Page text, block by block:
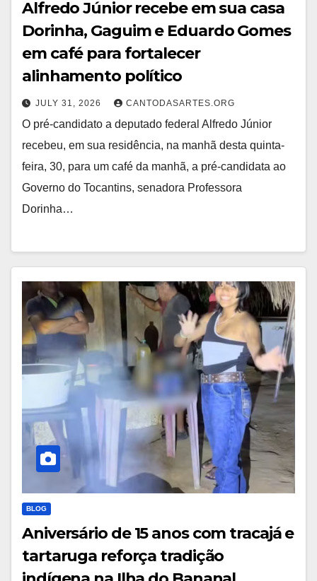
Alfredo Júnior recebe em sua casa
Dorinha, Gaguim e Eduardo Gomes
em café para fortalecer
alinhamento político
JULY 31, 2026 CANTODASARTES.ORG
O pré-candidato a deputado federal Alfredo Júnior
recebeu, em sua residência, na manhã desta quinta-
feira, 30, para um café da manhã, a pré-candidata ao
Governo do Tocantins, senadora Professora
Dorinha…
BLOG
Aniversário de 15 anos com tracajá e
tartaruga reforça tradição